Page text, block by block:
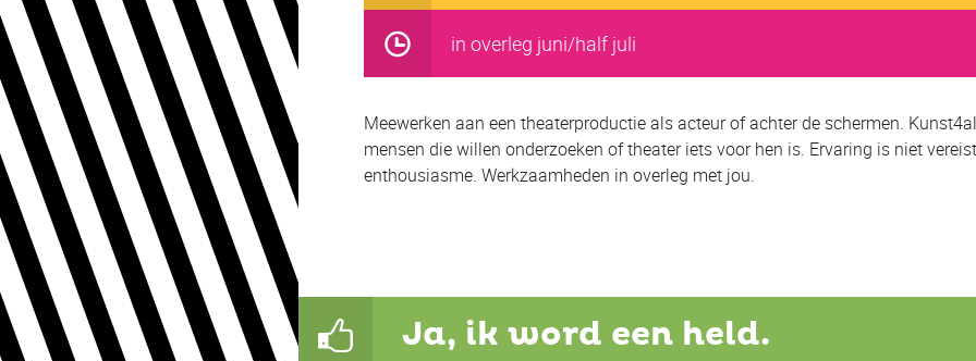
in overleg juni/half juli
Meewerken aan een theaterproductie als acteur of achter de schermen.
mensen die willen onderzoeken of theater iets voor hen is. Ervaring is niet
enthousiasme. Werkzaamheden in overleg met jou.
Ja, ik word een held.